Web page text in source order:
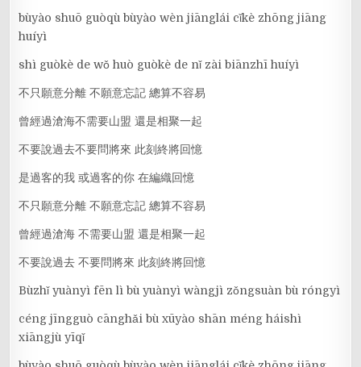
bùyào shuō guòqù bùyào wèn jiānglái cǐkè zhōng jiāng
huíyì
shì guòkè de wǒ huò guòkè de nǐ zài biānzhī huíyì
不只願意分離 不願意忘記 總算不容易
曾經過滄海不需要山盟 還是相聚一起
不要說過去不要問將來 此刻終將回憶
是過客的我 或過客的你 在編織回憶
不只願意分離 不願意忘記 總算不容易
曾經過滄海 不需要山盟 還是相聚一起
不要說過去 不要問將來 此刻終將回憶
Bùzhǐ yuànyì fēn lì bù yuànyì wàngjì zǒngsuàn bù róngyì
céng jīngguò cānghǎi bù xūyào shān méng háishì
xiāngjù yīqǐ